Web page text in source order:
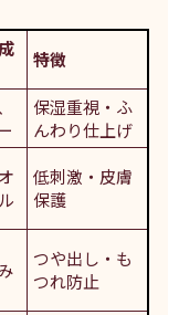
特徴
保湿重視・ふ
んわり仕上げ
低刺激・皮膚
保護
つや出し・も
つれ防止